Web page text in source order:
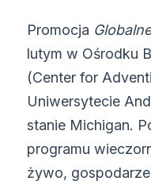
Promocja
lutym w Ośrodku
(Center for
Uniwersytecie
stanie Michigan.
programu
żywo,